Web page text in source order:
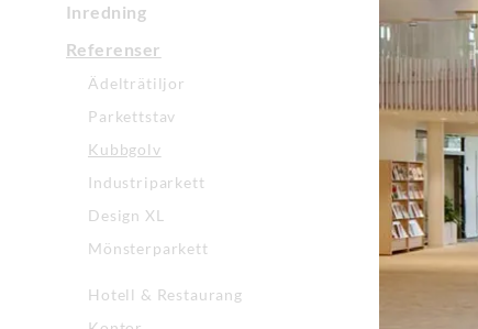
Inredning
Referenser
Ädelträtiljor
Parkettstav
Kubbgolv
Industriparkett
Design XL
Mönsterparkett
Hotell & Restaurang